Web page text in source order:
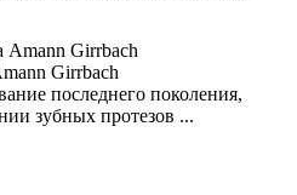
Girrbach
последнего поколения,
зубных протезов ...